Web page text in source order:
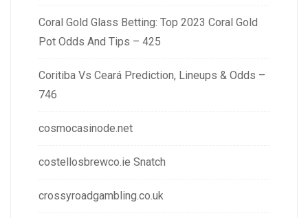
Coral Gold Glass Betting: Top 2023 Coral Gold
Pot Odds And Tips – 425
Coritiba Vs Ceará Prediction, Lineups & Odds –
746
cosmocasinode.net
costellosbrewco.ie Snatch
crossyroadgambling.co.uk